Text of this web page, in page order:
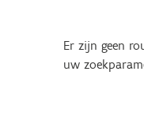
Er zijn geen
uw